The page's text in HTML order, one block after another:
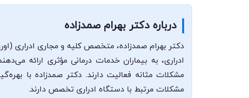
درباره دکتر بهرام صمدزاده
دکتر بهرام صمدزاده، متخصص کلیه و مجاری ادراری
ادراری، به بیماران خدمات درمانی مؤثری ارائه
مشکلات مثانه فعالیت دارند. دکتر صمدزاده با
مشکلات مرتبط با دستگاه ادراری تخصص دارند.